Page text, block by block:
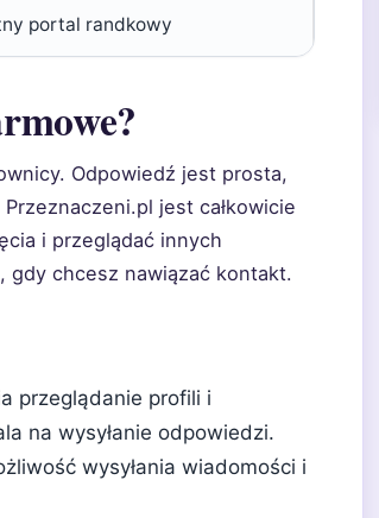
portal randkowy
Odpowiedź jest prosta,
jest całkowicie
i przeglądać innych
gdy chcesz nawiązać kontakt.
przeglądanie profili i
na wysyłanie odpowiedzi.
wysyłania wiadomości i